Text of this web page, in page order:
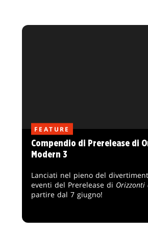
FEATURE
Compendio di Prerelease di
Modern 3
Lanciati nel pieno del
eventi del Prerelease di
partire dal 7 giugno!